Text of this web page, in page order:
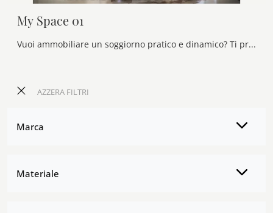
AZZERA FILTRI
Marca
Materiale
My Space 01
Vuoi ammobiliare un soggiorno pratico e dinamico? Ti presentiamo la parete attrezzata My Space 01 Alf Da Frè dalle linee decise moderne.